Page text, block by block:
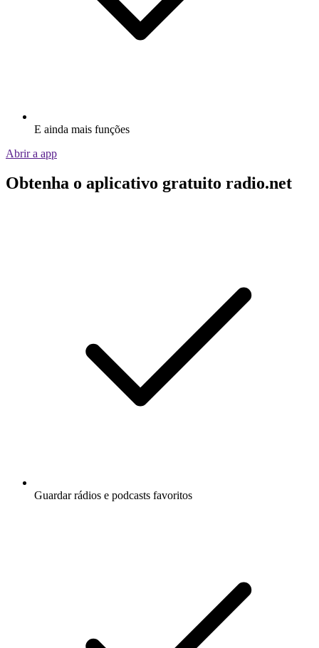
E ainda mais funções
Abrir a app
Obtenha o aplicativo gratuito radio.net
Guardar rádios e podcasts favoritos